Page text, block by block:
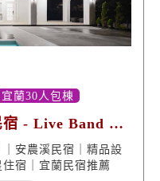
宜蘭30人包棟
宿 - Live Band 享
安農溪民宿｜精品設
宿｜宜蘭民宿推薦